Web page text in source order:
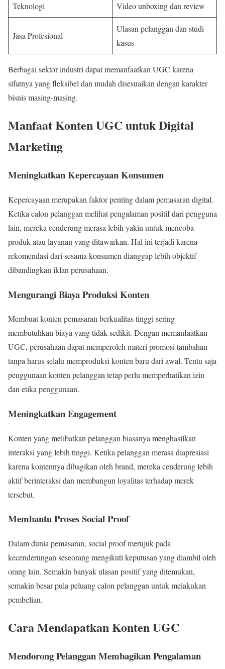
Teknologi Video unboxing dan review
Jasa Profesional
Ulasan pelanggan dan studi
kasus
Berbagai sektor industri dapat memanfaatkan UGC karena
sifatnya yang fleksibel dan mudah disesuaikan dengan karakter
bisnis masing-masing.
Manfaat Konten UGC untuk Digital
Marketing
Meningkatkan Kepercayaan Konsumen
Kepercayaan merupakan faktor penting dalam pemasaran digital.
Ketika calon pelanggan melihat pengalaman positif dari pengguna
lain, mereka cenderung merasa lebih yakin untuk mencoba
produk atau layanan yang ditawarkan. Hal ini terjadi karena
rekomendasi dari sesama konsumen dianggap lebih objektif
dibandingkan iklan perusahaan.
Mengurangi Biaya Produksi Konten
Membuat konten pemasaran berkualitas tinggi sering
membutuhkan biaya yang tidak sedikit. Dengan memanfaatkan
UGC, perusahaan dapat memperoleh materi promosi tambahan
tanpa harus selalu memproduksi konten baru dari awal. Tentu saja
penggunaan konten pelanggan tetap perlu memperhatikan izin
dan etika penggunaan.
Meningkatkan Engagement
Konten yang melibatkan pelanggan biasanya menghasilkan
interaksi yang lebih tinggi. Ketika pelanggan merasa diapresiasi
karena kontennya dibagikan oleh brand, mereka cenderung lebih
aktif berinteraksi dan membangun loyalitas terhadap merek
tersebut.
Membantu Proses Social Proof
Dalam dunia pemasaran, social proof merujuk pada
kecenderungan seseorang mengikuti keputusan yang diambil oleh
orang lain. Semakin banyak ulasan positif yang ditemukan,
semakin besar pula peluang calon pelanggan untuk melakukan
pembelian.
Cara Mendapatkan Konten UGC
Mendorong Pelanggan Membagikan Pengalaman